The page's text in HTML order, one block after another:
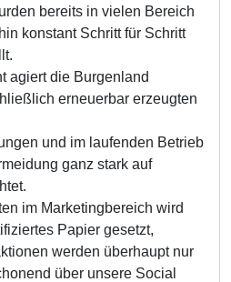
bereits in vielen Bereich
konstant Schritt für Schritt
agiert die Burgenland
erneuerbar erzeugten
und im laufenden Betrieb
ganz stark auf
im Marketingbereich wird
Papier gesetzt,
werden überhaupt nur
über unsere Social